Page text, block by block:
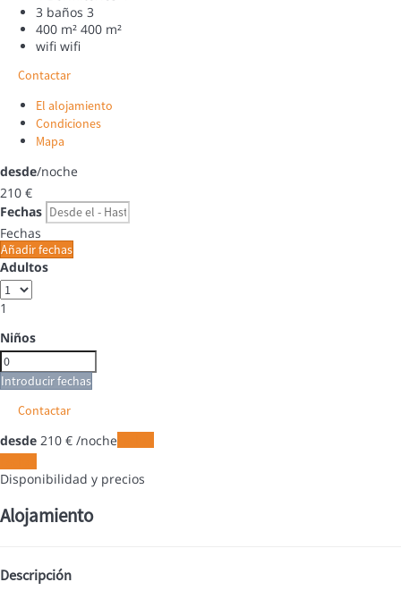
3 baños 3
400 m² 400 m²
wifi wifi
Contactar
El alojamiento
Condiciones
Mapa
desde/noche
210 €
Fechas
Fechas
Añadir fechas
Adultos
1
Niños
Introducir fechas
Contactar
desde 210 € /noche
Disponibilidad y precios
Alojamiento
Descripción